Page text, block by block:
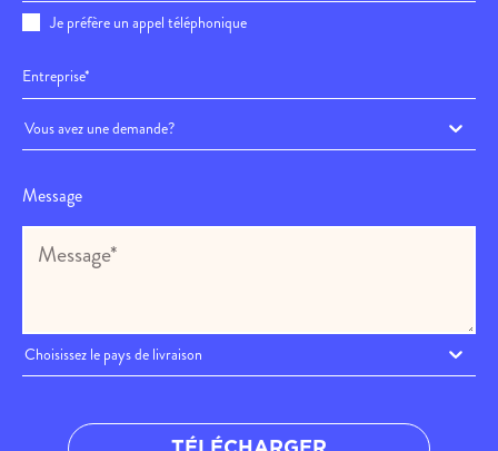
Je préfère un appel téléphonique
Vous avez une demande?
Message
Choisissez le pays de livraison